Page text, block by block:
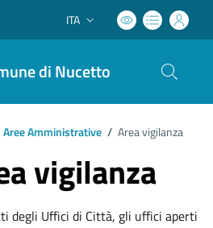
Lingua attiva:
ITA
di Nucetto
Aree Amministrative / Area vigilanza
vigilanza
degli Uffici di Città, gli uffici aperti